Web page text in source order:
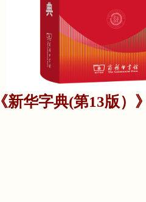
《新华字典(第13版）